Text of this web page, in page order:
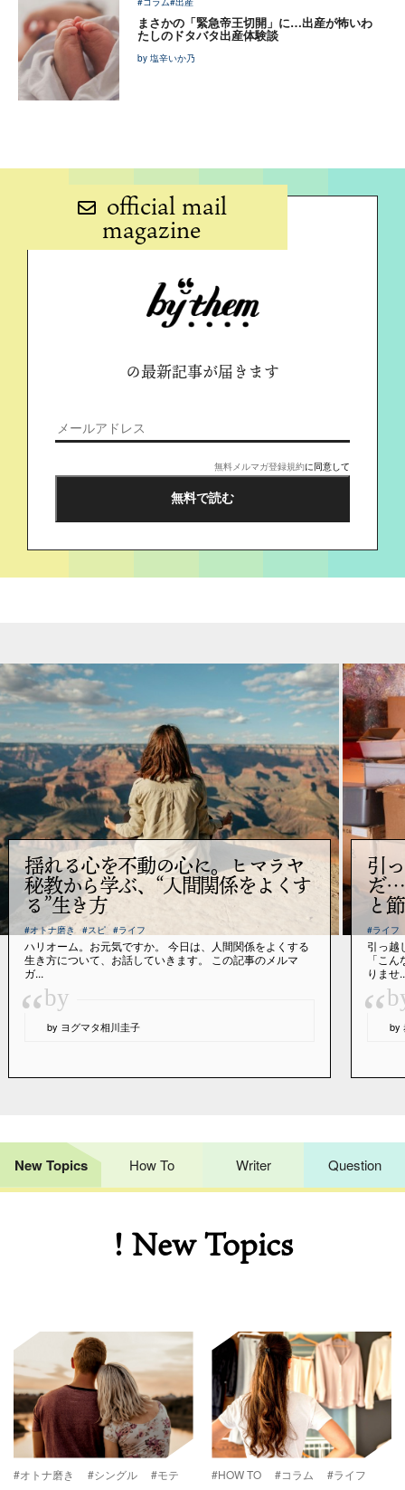
まさかの「緊急帝王切開」に…出産が怖いわ
たしのドタバタ出産体験談
by 塩辛いか乃
official mail
magazine
の最新記事が届きます
無料メルマガ登録規約に同意して
揺れる心を不動の心に。ヒマラヤ
秘教から学ぶ、“人間関係をよくす
る”生き方
#オトナ磨き #スピ #ライフ
ハリオーム。お元気ですか。 今日は、人間関係をよくする
生き方について、お話していきます。 この記事のメルマ
ガ...
“by
by ヨグマタ相川圭子
引
だ…
と
#ライフ
引っ越
「こ
りませ
“ by
New Topics How To Writer Question
! New Topics
#オトナ磨き #シングル #モテ #HOW TO #コラム #ライフ